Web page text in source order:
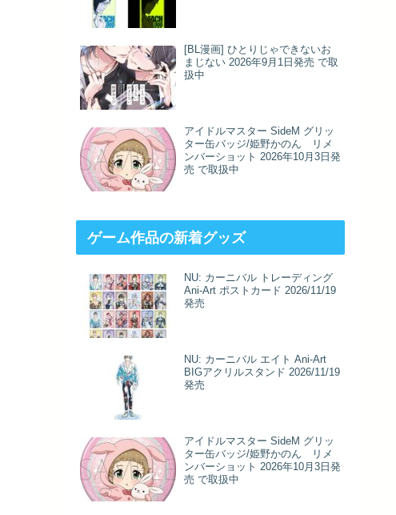
[BL漫画] ひとりじゃできないお
まじない 2026年9月1日発売 で取
扱中
アイドルマスター SideM グリッ
ター缶バッジ/姫野かのん リメ
ンバーショット 2026年10月3日発
売 で取扱中
ゲーム作品の新着グッズ
NU: カーニバル トレーディング
Ani-Art ポストカード 2026/11/19
発売
NU: カーニバル エイト Ani-Art
BIGアクリルスタンド 2026/11/19
発売
アイドルマスター SideM グリッ
ター缶バッジ/姫野かのん リメ
ンバーショット 2026年10月3日発
売 で取扱中